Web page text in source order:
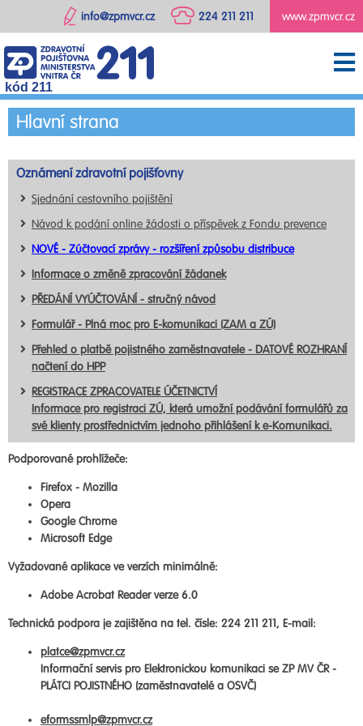
www.zpmvcr.cz
224 211 211
info@zpmvcr.cz
kód 211
Hlavní strana
Oznámení zdravotní pojišťovny
Sjednání cestovního pojištění
Návod k podání online žádosti o příspěvek z Fondu prevence
NOVÉ - Zúčtovací zprávy - rozšíření způsobu distribuce
Informace o změně zpracování žádanek
PŘEDÁNÍ VYÚČTOVÁNÍ - stručný návod
Formulář - Plná moc pro E-komunikaci (ZAM a ZÚ)
Přehled o platbě pojistného zaměstnavatele - DATOVÉ ROZHRANÍ
načtení do HPP
REGISTRACE ZPRACOVATELE ÚČETNICTVÍ
Informace pro registraci ZÚ, která umožní podávání formulářů za
své klienty prostřednictvím jednoho přihlášení k e-Komunikaci.
Podporované prohlížeče:
Firefox - Mozilla
Opera
Google Chrome
Microsoft Edge
Vyžadované aplikace ve verzích minimálně:
Adobe Acrobat Reader verze 6.0
Technická podpora je zajištěna na tel. čísle: 224 211 211, E-mail:
platce@zpmvcr.cz
Informační servis pro Elektronickou komunikaci se ZP MV ČR -
PLÁTCI POJISTNÉHO (zaměstnavatelé a OSVČ)
eformssmlp@zpmvcr.cz